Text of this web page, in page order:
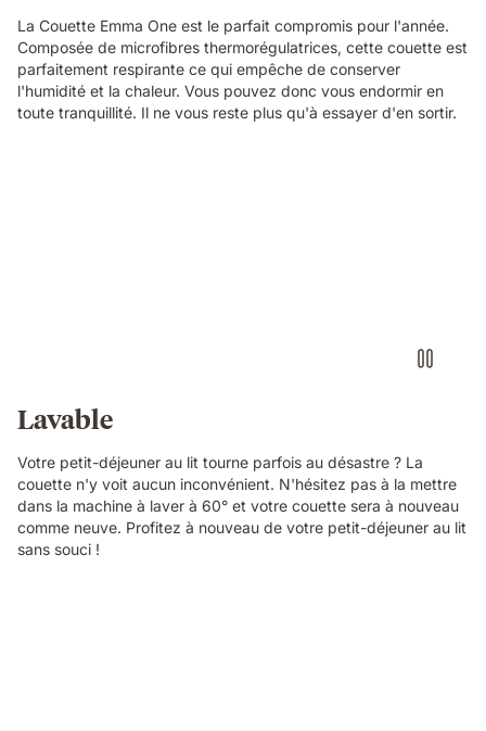
La Couette Emma One est le parfait compromis pour l'année.
Composée de microfibres thermorégulatrices, cette couette est
parfaitement respirante ce qui empêche de conserver
l'humidité et la chaleur. Vous pouvez donc vous endormir en
toute tranquillité. Il ne vous reste plus qu'à essayer d'en sortir.
Lavable
Votre petit-déjeuner au lit tourne parfois au désastre ? La
couette n'y voit aucun inconvénient. N'hésitez pas à la mettre
dans la machine à laver à 60° et votre couette sera à nouveau
comme neuve. Profitez à nouveau de votre petit-déjeuner au lit
sans souci !